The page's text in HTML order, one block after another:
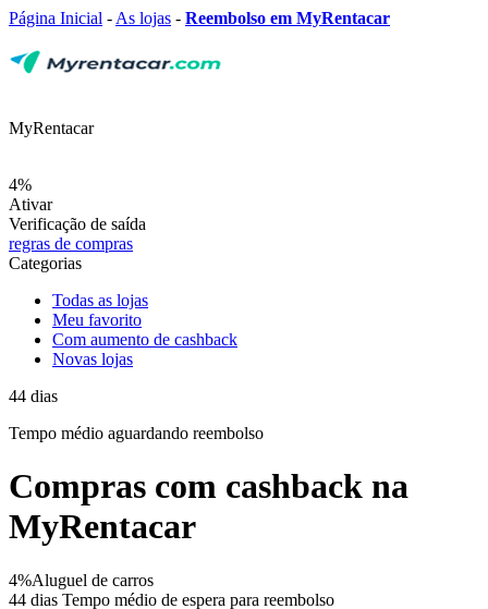
Página Inicial - As lojas - Reembolso em MyRentacar
MyRentacar
4%
Ativar
Verificação de saída
regras de compras
Categorias
Todas as lojas
Meu favorito
Com aumento de cashback
Novas lojas
44 dias
Tempo médio aguardando reembolso
Compras com cashback na
MyRentacar
4%Aluguel de carros
44 dias Tempo médio de espera para reembolso